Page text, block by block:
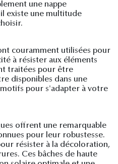
une nappe
existe une multitude
couramment utilisées pour
à résister aux éléments
traitées pour être
disponibles dans une
pour s'adapter à votre
offrent une remarquable
pour leur robustesse.
résister à la décoloration,
Ces bâches de haute